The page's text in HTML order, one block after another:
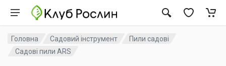
Головна Садовий інструмент
Пили садові
Садові пили ARS